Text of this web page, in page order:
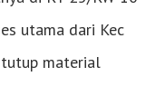
utama dari Kec
material